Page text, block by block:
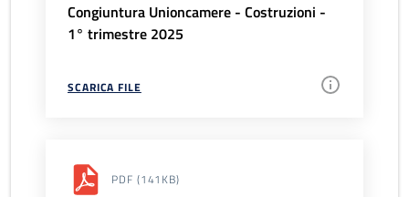
Congiuntura Unioncamere - Costruzioni -
1° trimestre 2025
SCARICA FILE
PDF (141KB)